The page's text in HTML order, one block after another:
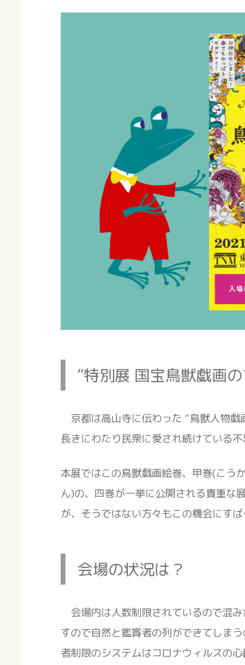
“特別展 国宝鳥獣戯画
京都は高山寺に伝わった “鳥獣人物戯
長きにわたり民衆に愛され続けている不
本展ではこの鳥獣戯画絵巻、甲巻(こう
ん)の、四巻が一挙に公開される貴重な
が、そうではない方々もこの機会にす
会場の状況は？
会場内は人数制限されているので混
すので自然と鑑賞者の列ができてしま
者制限のシステムはコロナウィルスの